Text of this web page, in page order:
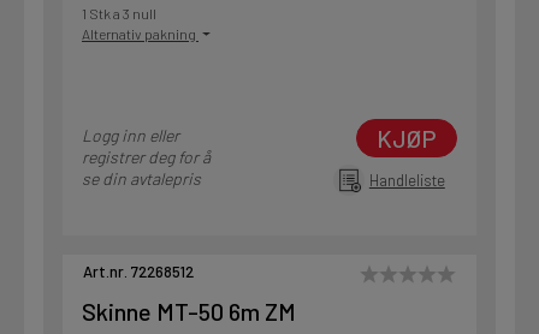
1 Stk a 3 null
Alternativ pakning
Logg inn eller
registrer deg for å
se din avtalepris
KJØP
Handleliste
Art.nr. 72268512
Skinne MT-50 6m ZM